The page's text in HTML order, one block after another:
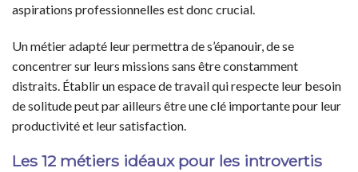
aspirations professionnelles est donc crucial.
Un métier adapté leur permettra de s’épanouir, de se
concentrer sur leurs missions sans être constamment
distraits. Établir un espace de travail qui respecte leur besoin
de solitude peut par ailleurs être une clé importante pour leur
productivité et leur satisfaction.
Les 12 métiers idéaux pour les introvertis